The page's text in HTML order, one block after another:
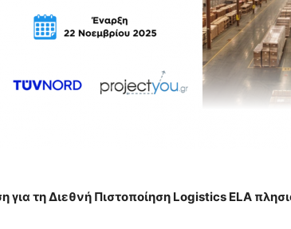
για τη Διεθνή Πιστοποίηση Logistics ELA